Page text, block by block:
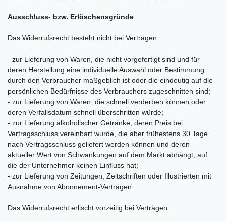
Ausschluss- bzw. Erlöschensgründe
Das Widerrufsrecht besteht nicht bei Verträgen
- zur Lieferung von Waren, die nicht vorgefertigt sind und für
deren Herstellung eine individuelle Auswahl oder Bestimmung
durch den Verbraucher maßgeblich ist oder die eindeutig auf die
persönlichen Bedürfnisse des Verbrauchers zugeschnitten sind;
- zur Lieferung von Waren, die schnell verderben können oder
deren Verfallsdatum schnell überschritten würde;
- zur Lieferung alkoholischer Getränke, deren Preis bei
Vertragsschluss vereinbart wurde, die aber frühestens 30 Tage
nach Vertragsschluss geliefert werden können und deren
aktueller Wert von Schwankungen auf dem Markt abhängt, auf
die der Unternehmer keinen Einfluss hat;
- zur Lieferung von Zeitungen, Zeitschriften oder Illustrierten mit
Ausnahme von Abonnement-Verträgen.
Das Widerrufsrecht erlischt vorzeitig bei Verträgen